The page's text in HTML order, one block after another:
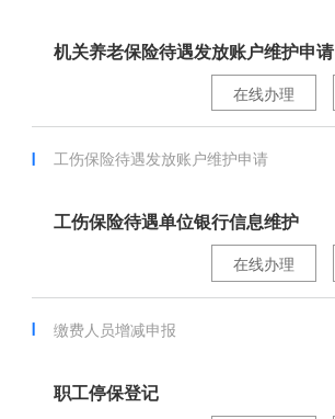
机关养老保险待遇发放账户维护申请
在线办理
工伤保险待遇发放账户维护申请
工伤保险待遇单位银行信息维护
在线办理
缴费人员增减申报
职工停保登记